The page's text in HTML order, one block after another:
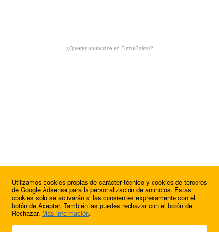
¿Quieres anunciarte en FutbolBalear?
© 2009 - 2026 Soluciones Corporativas IP, SL.
Utilizamos cookies propias de carácter técnico y cookies de terceros
de Google Adsense para la personalización de anuncios. Estas
cookies solo se activarán si las consientes expresamente con el
botón de Aceptar. También las puedes rechazar con el botón de
Rechazar. Más información.